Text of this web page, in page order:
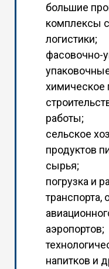
большие
комплексы
логистики;
фасовочно-
химическое
работы;
сельское
продуктов
сырья;
погрузка и
транспорта,
аэропортов;
напитков и